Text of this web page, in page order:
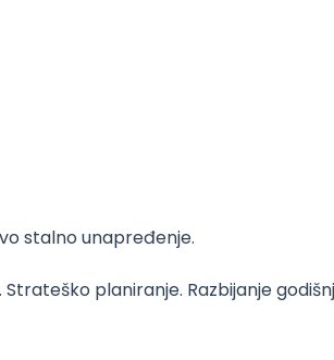
stalno unapređenje.
planiranje. Razbijanje